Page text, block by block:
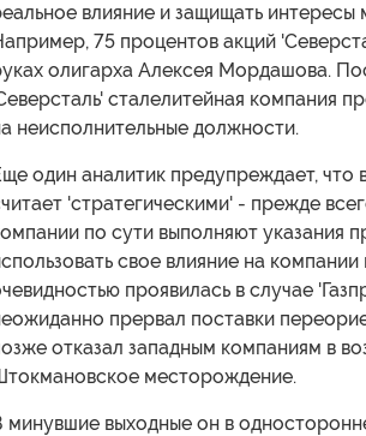
влияние и защищать
75 процентов акций
олигарха Алексея Мордашова.
сталелитейная компания
неисполнительные должности.
один аналитик предупреждает, что
'стратегическими' - прежде
по сути выполняют указания
свое влияние на
проявилась в случае
прервал поставки
отказал западным компаниям в
месторождение.
минувшие выходные он в